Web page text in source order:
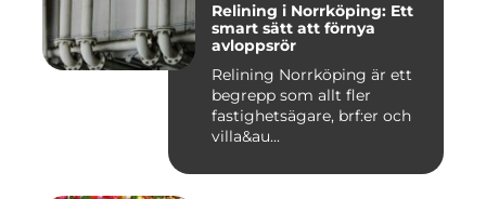
Relining i Norrköping: Ett
smart sätt att förnya
avloppsrör
Relining Norrköping är ett
begrepp som allt fler
fastighetsägare, brf:er och
villa&au...